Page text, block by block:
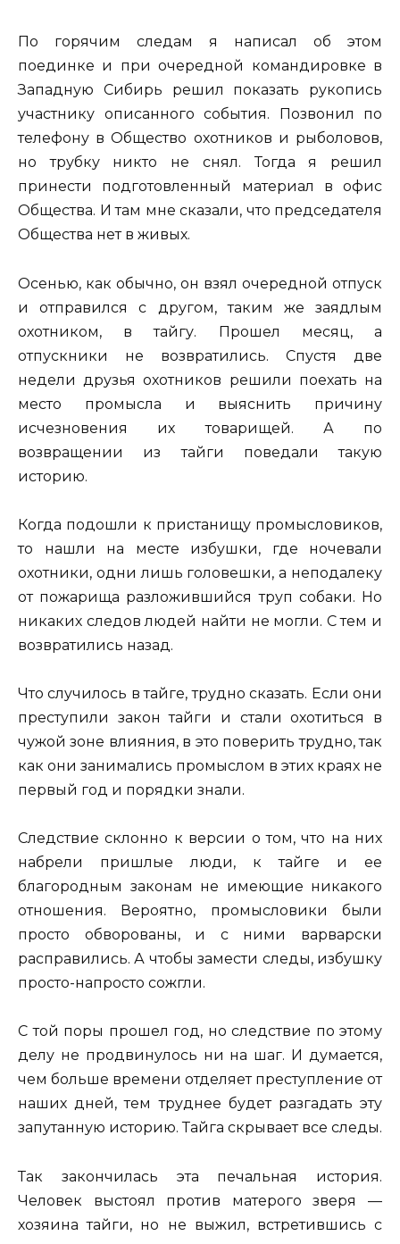
По горячим следам я написал об этом
поединке и при очередной командировке в
Западную Сибирь решил показать рукопись
участнику описанного события. Позвонил по
телефону в Общество охотников и рыболовов,
но трубку никто не снял. Тогда я решил
принести подготовленный материал в офис
Общества. И там мне сказали, что председателя
Общества нет в живых.
Осенью, как обычно, он взял очередной отпуск
и отправился с другом, таким же заядлым
охотником, в тайгу. Прошел месяц, а
отпускники не возвратились. Спустя две
недели друзья охотников решили поехать на
место промысла и выяснить причину
исчезновения их товарищей. А по
возвращении из тайги поведали такую
историю.
Когда подошли к пристанищу промысловиков,
то нашли на месте избушки, где ночевали
охотники, одни лишь головешки, а неподалеку
от пожарища разложившийся труп собаки. Но
никаких следов людей найти не могли. С тем и
возвратились назад.
Что случилось в тайге, трудно сказать. Если они
преступили закон тайги и стали охотиться в
чужой зоне влияния, в это поверить трудно, так
как они занимались промыслом в этих краях не
первый год и порядки знали.
Следствие склонно к версии о том, что на них
набрели пришлые люди, к тайге и ее
благородным законам не имеющие никакого
отношения. Вероятно, промысловики были
просто обворованы, и с ними варварски
расправились. А чтобы замести следы, избушку
просто-напросто сожгли.
С той поры прошел год, но следствие по этому
делу не продвинулось ни на шаг. И думается,
чем больше времени отделяет преступление от
наших дней, тем труднее будет разгадать эту
запутанную историю. Тайга скрывает все следы.
Так закончилась эта печальная история.
Человек выстоял против матерого зверя —
хозяина тайги, но не выжил, встретившись с